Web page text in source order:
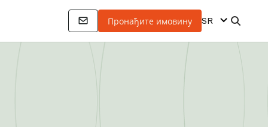
Пронађите имовину SR